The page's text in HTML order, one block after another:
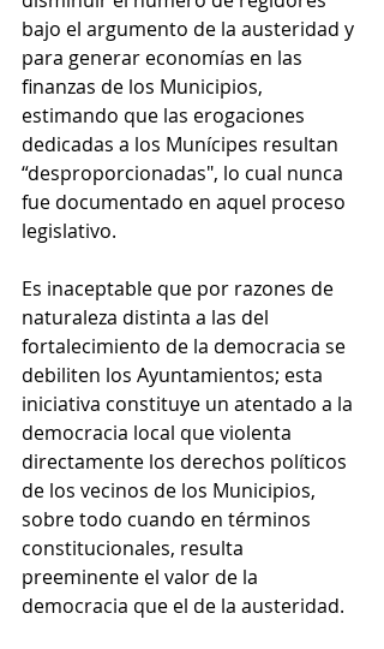
bajo el argumento de la austeridad y
para generar economías en las
finanzas de los Municipios,
estimando que las erogaciones
dedicadas a los Munícipes resultan
“desproporcionadas", lo cual nunca
fue documentado en aquel proceso
legislativo.
Es inaceptable que por razones de
naturaleza distinta a las del
fortalecimiento de la democracia se
debiliten los Ayuntamientos; esta
iniciativa constituye un atentado a la
democracia local que violenta
directamente los derechos políticos
de los vecinos de los Municipios,
sobre todo cuando en términos
constitucionales, resulta
preeminente el valor de la
democracia que el de la austeridad.